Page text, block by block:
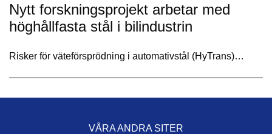
Nytt forskningsprojekt arbetar med
höghållfasta stål i bilindustrin
Risker för väteförsprödning i automativstål (HyTrans)…
VÅRA ANDRA SITER